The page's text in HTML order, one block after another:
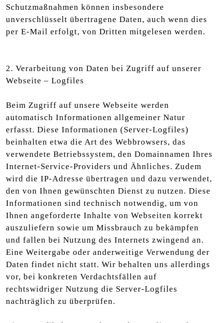
Schutzmaßnahmen können insbesondere
unverschlüsselt übertragene Daten, auch wenn dies
per E-Mail erfolgt, von Dritten mitgelesen werden.
2. Verarbeitung von Daten bei Zugriff auf unserer
Webseite – Logfiles
Beim Zugriff auf unsere Webseite werden
automatisch Informationen allgemeiner Natur
erfasst. Diese Informationen (Server-Logfiles)
beinhalten etwa die Art des Webbrowsers, das
verwendete Betriebssystem, den Domainnamen Ihres
Internet-Service-Providers und Ähnliches. Zudem
wird die IP-Adresse übertragen und dazu verwendet,
den von Ihnen gewünschten Dienst zu nutzen. Diese
Informationen sind technisch notwendig, um von
Ihnen angeforderte Inhalte von Webseiten korrekt
auszuliefern sowie um Missbrauch zu bekämpfen
und fallen bei Nutzung des Internets zwingend an.
Eine Weitergabe oder anderweitige Verwendung der
Daten findet nicht statt. Wir behalten uns allerdings
vor, bei konkreten Verdachtsfällen auf
rechtswidriger Nutzung die Server-Logfiles
nachträglich zu überprüfen.